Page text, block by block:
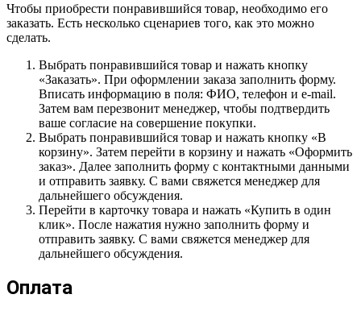
Чтобы приобрести понравившийся товар, необходимо его
заказать. Есть несколько сценариев того, как это можно
сделать.
Выбрать понравившийся товар и нажать кнопку
«Заказать». При оформлении заказа заполнить форму.
Вписать информацию в поля: ФИО, телефон и e-mail.
Затем вам перезвонит менеджер, чтобы подтвердить
ваше согласие на совершение покупки.
Выбрать понравившийся товар и нажать кнопку «В
корзину». Затем перейти в корзину и нажать «Оформить
заказ». Далее заполнить форму с контактными данными
и отправить заявку. С вами свяжется менеджер для
дальнейшего обсуждения.
Перейти в карточку товара и нажать «Купить в один
клик». После нажатия нужно заполнить форму и
отправить заявку. С вами свяжется менеджер для
дальнейшего обсуждения.
Оплата